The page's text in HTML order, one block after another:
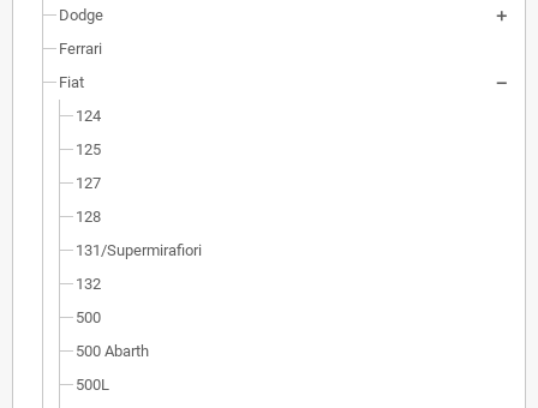
Dodge
Ferrari
Fiat
124
125
127
128
131/Supermirafiori
132
500
500 Abarth
500L